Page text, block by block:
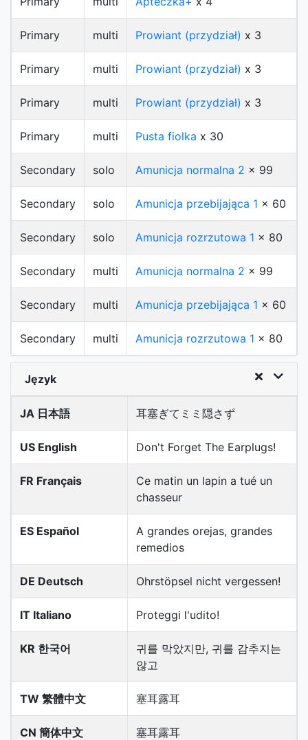
Primary multi Prowiant (przydział) x 3
Primary multi Prowiant (przydział) x 3
Primary multi Prowiant (przydział) x 3
Primary multi Pusta fiolka x 30
Secondary solo Amunicja normalna 2 x 99
Secondary solo Amunicja przebijająca 1 x 60
Secondary solo Amunicja rozrzutowa 1 x 80
Secondary multi Amunicja normalna 2 x 99
Secondary multi Amunicja przebijająca 1 x 60
Secondary multi Amunicja rozrzutowa 1 x 80
Język
JA 日本語 耳塞ぎてミミ隠さず
US English Don't Forget The Earplugs!
FR Français
Ce matin un lapin a tué un
chasseur
ES Español
A grandes orejas, grandes
remedios
DE Deutsch Ohrstöpsel nicht vergessen!
IT Italiano Proteggi l'udito!
KR 한국어
귀를 막았지만, 귀를 감추지는
않고
TW 繁體中文 塞耳露耳
CN 簡体中文 塞耳露耳